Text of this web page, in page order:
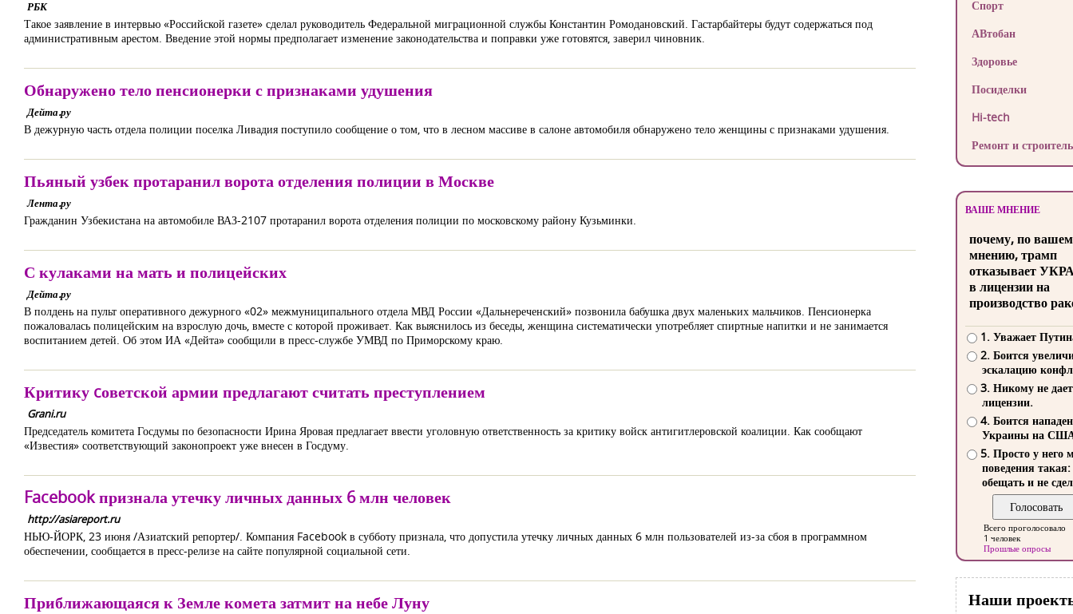
РБК
Такое заявление в интервью «Российской газете» сделал руководитель Федеральной миграционной службы Константин Ромодановский. Гастарбайтеры будут содержаться под
административным арестом. Введение этой нормы предполагает изменение законодательства и поправки уже готовятся, заверил чиновник.
Обнаружено тело пенсионерки с признаками удушения
Дейта.ру
В дежурную часть отдела полиции поселка Ливадия поступило сообщение о том, что в лесном массиве в салоне автомобиля обнаружено тело женщины с признаками удушения.
Пьяный узбек протаранил ворота отделения полиции в Москве
Лента.ру
Гражданин Узбекистана на автомобиле ВАЗ-2107 протаранил ворота отделения полиции по московскому району Кузьминки.
С кулаками на мать и полицейских
Дейта.ру
В полдень на пульт оперативного дежурного «02» межмуниципального отдела МВД России «Дальнереченский» позвонила бабушка двух маленьких мальчиков. Пенсионерка
пожаловалась полицейским на взрослую дочь, вместе с которой проживает. Как выяснилось из беседы, женщина систематически употребляет спиртные напитки и не занимается
воспитанием детей. Об этом ИА «Дейта» сообщили в пресс-службе УМВД по Приморскому краю.
Критику cоветской армии предлагают считать преступлением
Grani.ru
Председатель комитета Госдумы по безопасности Ирина Яровая предлагает ввести уголовную ответственность за критику войск антигитлеровской коалиции. Как сообщают
«Известия» соответствующий законопроект уже внесен в Госдуму.
Facebook признала утечку личных данных 6 млн человек
http://asiareport.ru
НЬЮ-ЙОРК, 23 июня /Азиатский репортер/. Компания Facebook в субботу признала, что допустила утечку личных данных 6 млн пользователей из-за сбоя в программном
обеспечении, сообщается в пресс-релизе на сайте популярной социальной сети.
Приближающаяся к Земле комета затмит на небе Луну
Спорт
АВтобан
Здоровье
Посиделки
Hi-tech
Ремонт и
ВАШЕ МНЕНИЕ
почему, по
мнению, трамп
отказывает
в лицензии на
производство
1. Уважает
2. Боится
эскалацию
3. Никому не
лицензии.
4. Боится
Украины на
5. Просто у него
поведения такая:
обещать и не
Всего проголосовало
1 человек
Прошлые опросы
Наши